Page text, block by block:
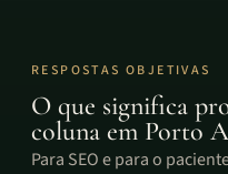
RESPOSTAS OBJETIVAS
O que significa
coluna em Porto
Para SEO e para o